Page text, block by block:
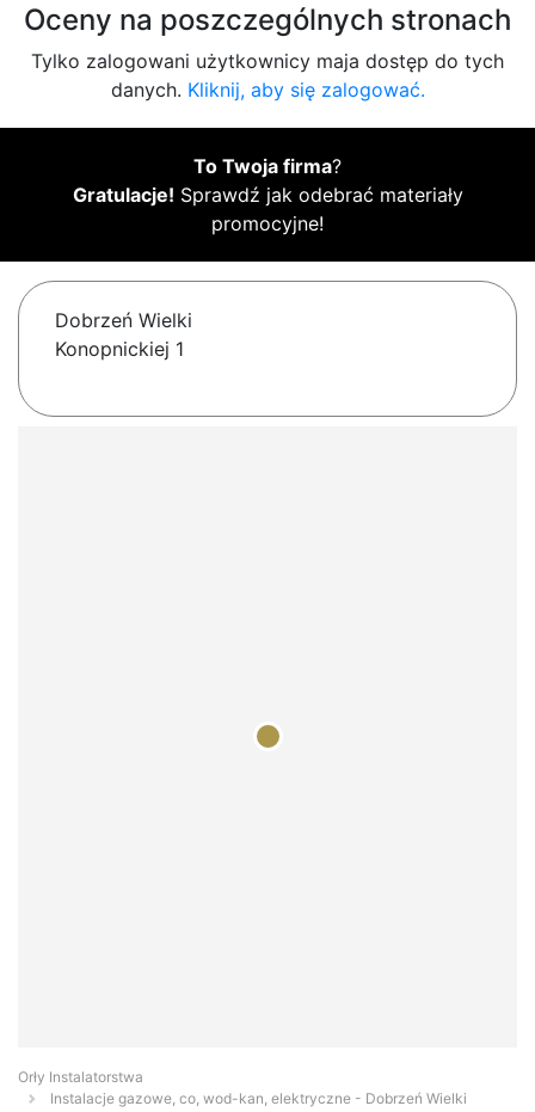
Oceny na poszczególnych stronach
Tylko zalogowani użytkownicy maja dostęp do tych
danych. Kliknij, aby się zalogować.
To Twoja firma?
Gratulacje! Sprawdź jak odebrać materiały
promocyjne!
Dobrzeń Wielki
Konopnickiej 1
Orły Instalatorstwa
Instalacje gazowe, co, wod-kan, elektryczne - Dobrzeń Wielki